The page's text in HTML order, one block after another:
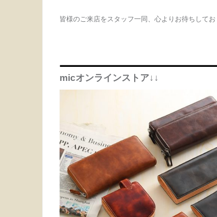
皆様のご来店をスタッフ一同、心よりお待ちして
micオンラインストア↓↓